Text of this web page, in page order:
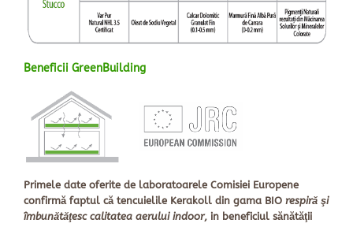
Beneficii GreenBuilding
Primele date oferite de laboratoarele Comisiei Europene
confirmă faptul că tencuielile Kerakoll din gama BIO respiră şi
îmbunătăţesc calitatea aerului indoor, in beneficiul sănătăţii